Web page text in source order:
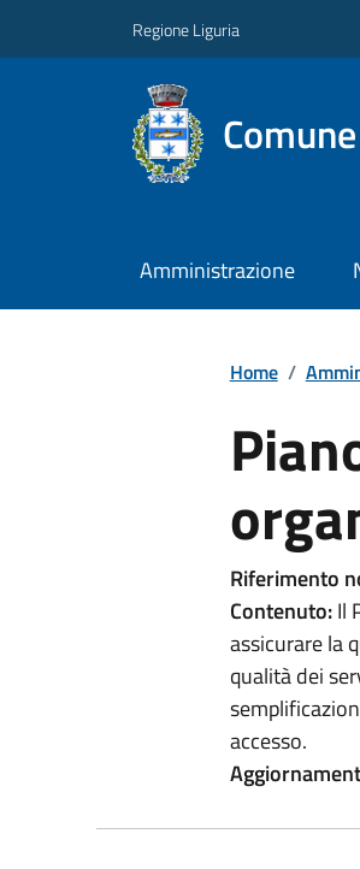
Regione Liguria
Amministrazione
Home /
Riferimento
Contenuto:Il
assicurare la
qualità dei
accesso.